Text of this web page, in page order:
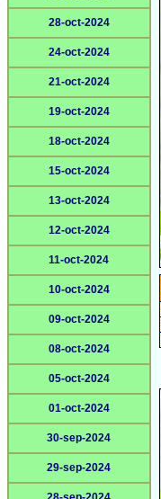
28-oct-2024
24-oct-2024
21-oct-2024
19-oct-2024
18-oct-2024
15-oct-2024
13-oct-2024
12-oct-2024
11-oct-2024
10-oct-2024
09-oct-2024
08-oct-2024
05-oct-2024
01-oct-2024
30-sep-2024
29-sep-2024